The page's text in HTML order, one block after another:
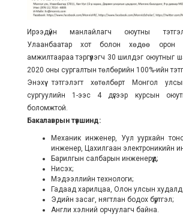
Ирээдүйн манлайлагч оюутны
Улаанбаатар хот болон хөдөө орон
амжилтаараа тэргүүлэгч 30 шилдэг оюутныг
2020 оны сургалтын төлбөрийн 100%-ийн
Энэхүү тэтгэлэгт хөтөлбөрт Монгол
сургуулийн 1-ээс 4 дүгээр курсын
боломжтой.
Бакалаврын түвшинд:
Механик инженер, Уул уурхайн
инженер, Цахилгаан электроникийн
Барилгын салбарын инженерүүд;
Нисэх;
Мэдээллийн технологи;
Гадаад харилцаа, Олон улсын
Эдийн засаг, нягтлан бодох бүртгэл;
Англи хэлний орчуулагч байна.